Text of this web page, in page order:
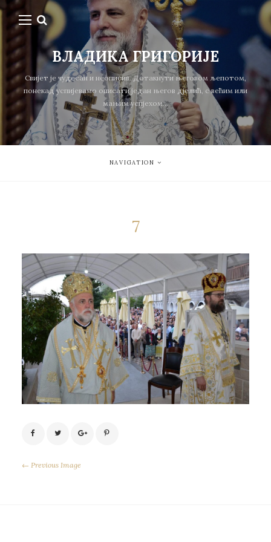
ВЛАДИКА ГРИГОРИЈЕ
Свијет је чудесан и неописив. Дотакнути његовом љепотом,
понекад успијевамо описати један његов дјелић, с већим или
мањим успјехом...
NAVIGATION
7
← Previous Image